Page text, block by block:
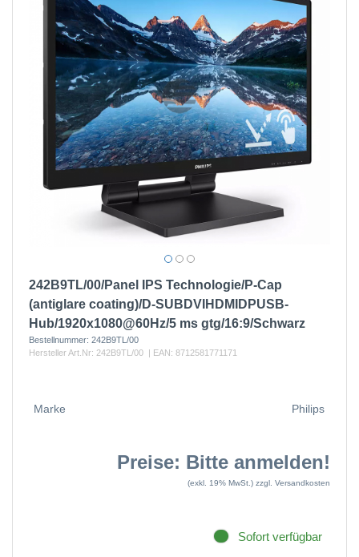
242B9TL/00/Panel IPS Technologie/P-Cap
(antiglare coating)/D-SUBDVIHDMIDPUSB-
Hub/1920x1080@60Hz/5 ms gtg/16:9/Schwarz
Bestellnummer: 242B9TL/00
Hersteller Art.Nr: 242B9TL/00 | EAN: 8712581771171
Marke Philips
Preise: Bitte anmelden!
(exkl. 19% MwSt.) zzgl. Versandkosten
Sofort verfügbar